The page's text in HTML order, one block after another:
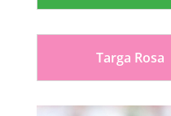
Targa Rosa